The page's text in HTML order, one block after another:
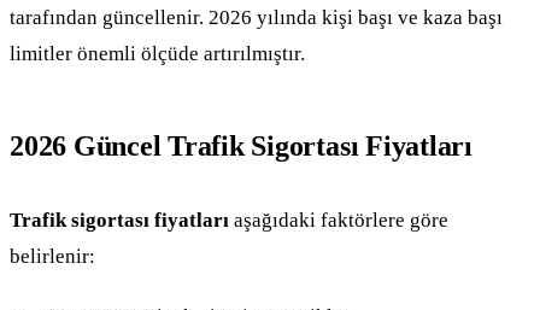
tarafından güncellenir. 2026 yılında kişi başı ve kaza başı
limitler önemli ölçüde artırılmıştır.
2026 Güncel Trafik Sigortası Fiyatları
Trafik sigortası fiyatları aşağıdaki faktörlere göre
belirlenir: